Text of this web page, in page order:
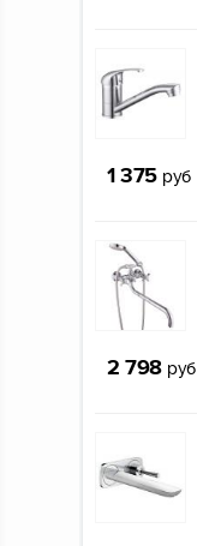
1 375 руб
2 798 руб